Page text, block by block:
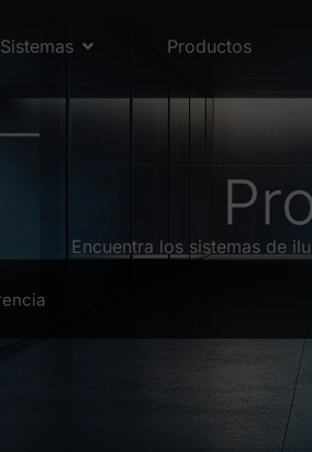
Sistemas Productos
Encuentra los sistemas de